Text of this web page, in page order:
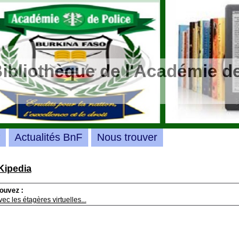
de l'Académie
:
les étagères virtuelles...
Actualités BnF Nous trouver